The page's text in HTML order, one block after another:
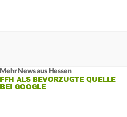
Mehr News aus Hessen
FFH ALS BEVORZUGTE QUELLE
BEI GOOGLE